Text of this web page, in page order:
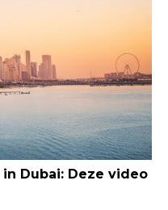
Dubai: Deze video